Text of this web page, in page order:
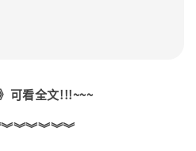
可看全文!!!~~~